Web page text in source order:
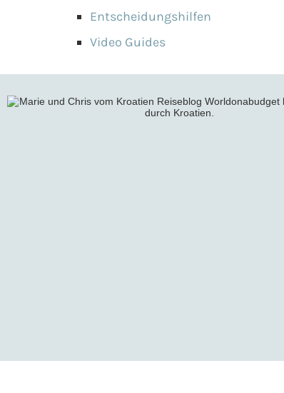
Entscheidungshilfen
Video Guides